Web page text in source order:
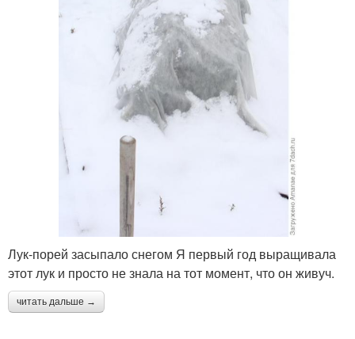
Лук-порей засыпало снегом Я первый год выращивала
этот лук и просто не знала на тот момент, что он живуч.
читать дальше →